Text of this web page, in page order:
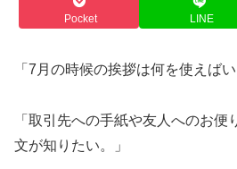
Pocket LINE
「7月の時候の挨拶は何を使えば
「取引先への手紙や友人へのお便
文が知りたい。」